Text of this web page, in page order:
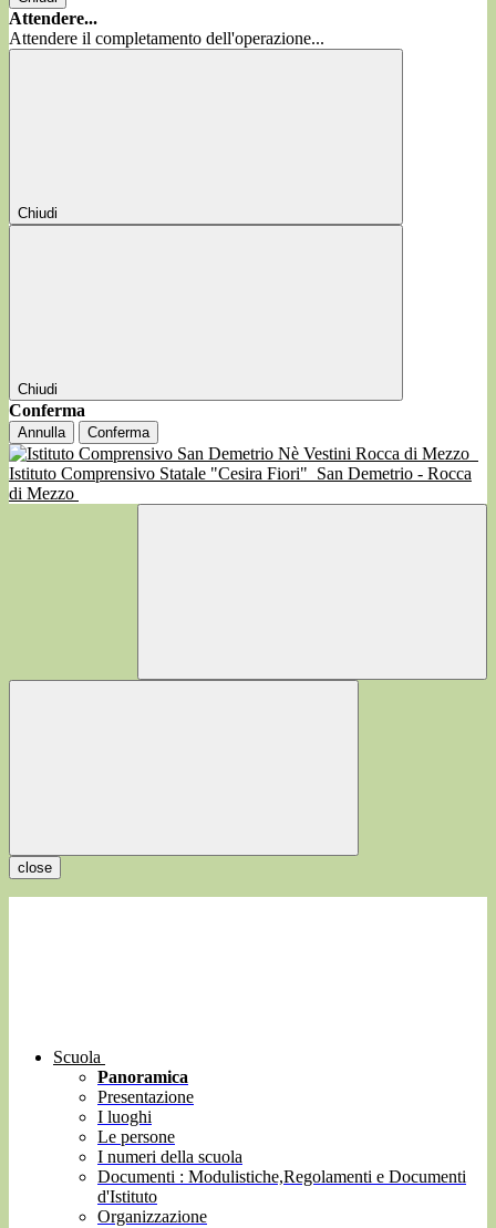
Attendere...
Attendere il completamento dell'operazione...
Chiudi
Chiudi
Conferma
Annulla Conferma
Istituto Comprensivo Statale "Cesira Fiori" San Demetrio - Rocca
di Mezzo
close
Scuola
Panoramica
Presentazione
I luoghi
Le persone
I numeri della scuola
Documenti : Modulistiche,Regolamenti e Documenti
d'Istituto
Organizzazione